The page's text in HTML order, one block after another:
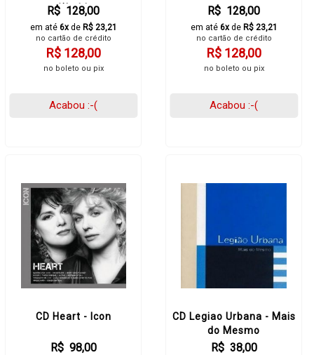
World
R$ 128,00
em até 6xde R$ 23,21
no cartão de crédito
R$ 128,00
no boleto ou pix
Acabou :-(
R$ 128,00
em até 6xde R$ 23,21
no cartão de crédito
R$ 128,00
no boleto ou pix
Acabou :-(
CD Heart - Icon
R$ 98,00
CD Legiao Urbana - Mais
do Mesmo
R$ 38,00